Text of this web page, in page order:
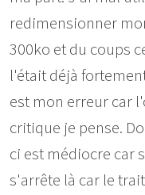
redimensionner
300ko et du coups
l'était déjà
est mon erreur car
critique je pense.
ci est médiocre car
s'arrête là car le